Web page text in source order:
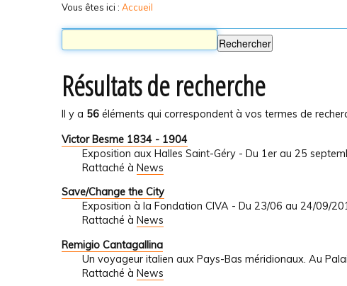
Vous êtes ici : Accueil
Résultats de recherche
Il y a 56 éléments qui correspondent à vos termes de
Victor Besme 1834 - 1904
Exposition aux Halles Saint-Géry - Du 1er au 25
Rattaché à News
Save/Change the City
Exposition à la Fondation CIVA - Du 23/06 au 24/09/
Rattaché à News
Remigio Cantagallina
Un voyageur italien aux Pays-Bas méridionaux. Au
Rattaché à News